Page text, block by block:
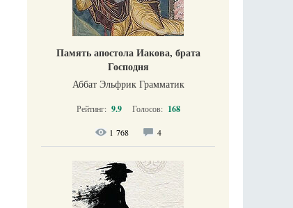
Память апостола Иакова, брата
Господня
Аббат Эльфрик Грамматик
Рейтинг: 9.9 Голосов: 168
1 768 4